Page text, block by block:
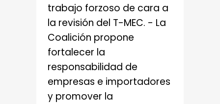
trabajo forzoso de cara a
la revisión del T-MEC. - La
Coalición propone
fortalecer la
responsabilidad de
empresas e importadores
y promover la